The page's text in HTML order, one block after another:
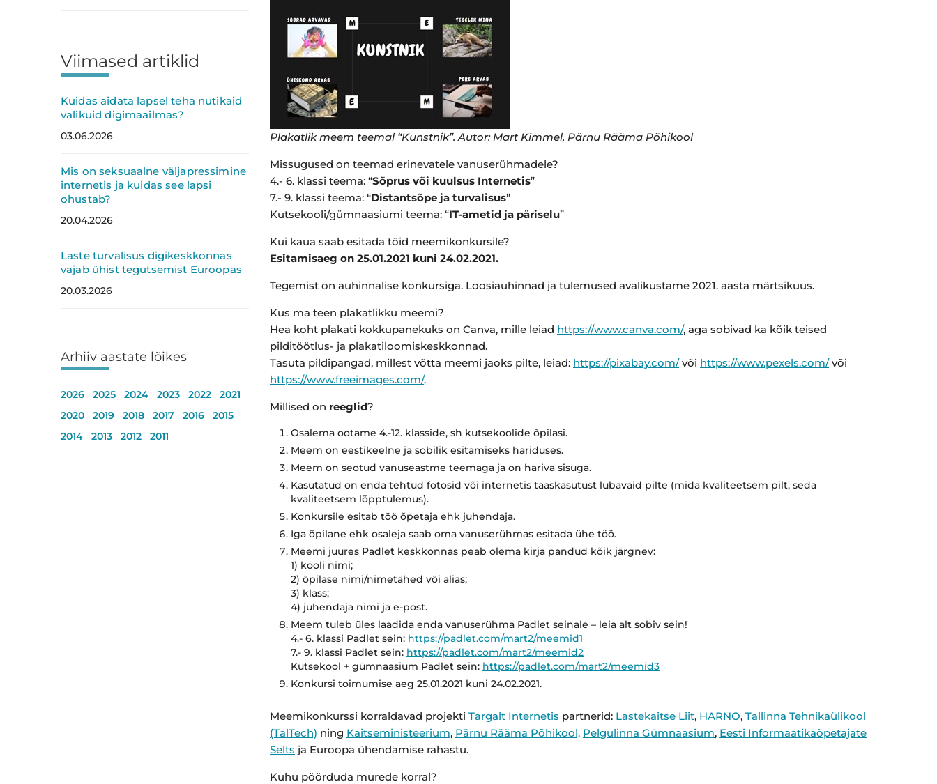
Viimased artiklid
Kuidas aidata lapsel teha nutikaid
valikuid digimaailmas?
03.06.2026
Mis on seksuaalne väljapressimine
internetis ja kuidas see lapsi
ohustab?
20.04.2026
Laste turvalisus digikeskkonnas
vajab ühist tegutsemist Euroopas
20.03.2026
Arhiiv aastate lõikes
2026 2025 2024 2023 2022
2021
2020
2019 2018 2017 2016
2015
2014
2013 2012 2011
Plakatlik meem teemal “Kunstnik”. Autor: Mart Kimmel, Pärnu Rääma Põhikool
Missugused on teemad erinevatele vanuserühmadele?
4.- 6. klassi teema: “Sõprus või kuulsus Internetis”
7.- 9. klassi teema: “Distantsõpe ja turvalisus”
Kutsekooli/gümnaasiumi teema: “IT-ametid ja päriselu”
Kui kaua saab esitada töid meemikonkursile?
Esitamisaeg on 25.01.2021 kuni 24.02.2021.
Tegemist on auhinnalise konkursiga. Loosiauhinnad ja tulemused avalikustame 2021. aasta märtsikuus.
Kus ma teen plakatlikku meemi?
Hea koht plakati kokkupanekuks on Canva, mille leiad https://www.canva.com/, aga sobivad ka kõik teised
pilditöötlus- ja plakatiloomiskeskkonnad.
Tasuta pildipangad, millest võtta meemi jaoks pilte, leiad: https://pixabay.com/või https://www.pexels.com/või
https://www.freeimages.com/.
Millised on reeglid?
Osalema ootame 4.-12. klasside, sh kutsekoolide õpilasi.
Meem on eestikeelne ja sobilik esitamiseks hariduses.
Meem on seotud vanuseastme teemaga ja on hariva sisuga.
Kasutatud on enda tehtud fotosid või internetis taaskasutust lubavaid pilte (mida kvaliteetsem pilt, seda
kvaliteetsem lõpptulemus).
Konkursile esitab töö õpetaja ehk juhendaja.
Iga õpilane ehk osaleja saab oma vanuserühmas esitada ühe töö.
Meemi juures Padlet keskkonnas peab olema kirja pandud kõik järgnev:
1) kooli nimi;
2) õpilase nimi/nimetähed või alias;
3) klass;
4) juhendaja nimi ja e-post.
Meem tuleb üles laadida enda vanuserühma Padlet seinale – leia alt sobiv sein!
4.- 6. klassi Padlet sein: https://padlet.com/mart2/meemid1
7.- 9. klassi Padlet sein: https://padlet.com/mart2/meemid2
Kutsekool + gümnaasium Padlet sein: https://padlet.com/mart2/meemid3
Konkursi toimumise aeg 25.01.2021 kuni 24.02.2021.
Meemikonkurssi korraldavad projekti Targalt Internetis partnerid: Lastekaitse Liit, HARNO, Tallinna Tehnikaülikool
(TalTech) ning Kaitseministeerium, Pärnu Rääma Põhikool, Pelgulinna Gümnaasium, Eesti Informaatikaõpetajate
Selts ja Euroopa ühendamise rahastu.
Kuhu pöörduda murede korral?